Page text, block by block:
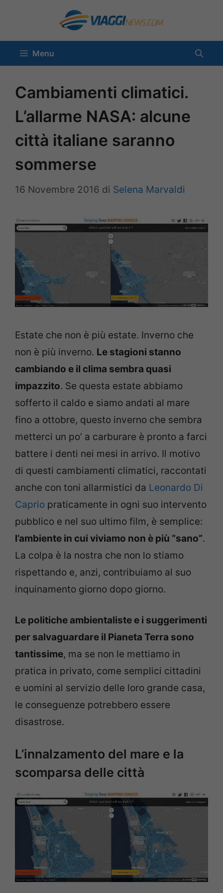
contenuto
Menu
Cambiamenti climatici.
L’allarme NASA: alcune
città italiane saranno
sommerse
16 Novembre 2016 di Selena Marvaldi
Estate che non è più estate. Inverno che
non è più inverno. Le stagioni stanno
cambiando e il clima sembra quasi
impazzito. Se questa estate abbiamo
sofferto il caldo e siamo andati al mare
fino a ottobre, questo inverno che sembra
metterci un po’ a carburare è pronto a farci
battere i denti nei mesi in arrivo. Il motivo
di questi cambiamenti climatici, raccontati
anche con toni allarmistici da Leonardo Di
Caprio praticamente in ogni suo intervento
pubblico e nel suo ultimo film, è semplice:
l’ambiente in cui viviamo non è più “sano”.
La colpa è la nostra che non lo stiamo
rispettando e, anzi, contribuiamo al suo
inquinamento giorno dopo giorno.
Le politiche ambientaliste e i suggerimenti
per salvaguardare il Pianeta Terra sono
tantissime, ma se non le mettiamo in
pratica in privato, come semplici cittadini
e uomini al servizio delle loro grande casa,
le conseguenze potrebbero essere
disastrose.
L’innalzamento del mare e la
scomparsa delle città